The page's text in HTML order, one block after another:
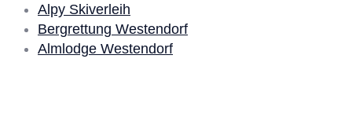
Alpy Skiverleih
Bergrettung Westendorf
Almlodge Westendorf